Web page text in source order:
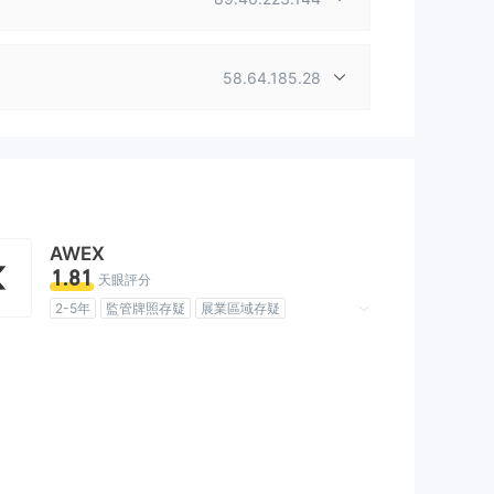
58.64.185.28
AWEX
1.81 天眼評分
2-5年
監管牌照存疑
展業區域存疑